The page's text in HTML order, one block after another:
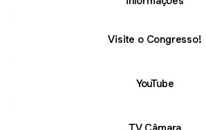
Visite o Congresso!
YouTube